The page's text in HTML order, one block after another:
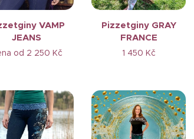
VAMP
JEANS
od 2 250 Kč
Pizzetginy GRAY
FRANCE
1 450 Kč